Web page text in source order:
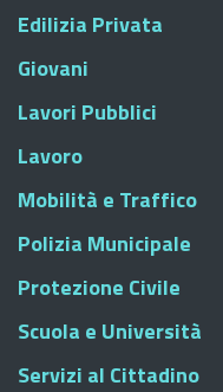
Edilizia Privata
Giovani
Lavori Pubblici
Lavoro
Mobilità e Traffico
Polizia Municipale
Protezione Civile
Scuola e Università
Servizi al Cittadino